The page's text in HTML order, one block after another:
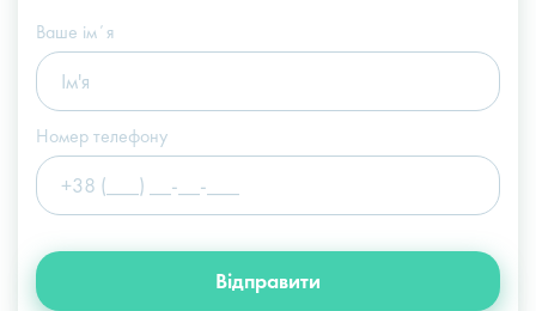
info@slosser.com.ua
Ваше імʼя
Номер телефону
Відправити